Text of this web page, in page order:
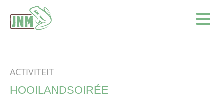
ACTIVITEIT
HOOILANDSOIRÉE